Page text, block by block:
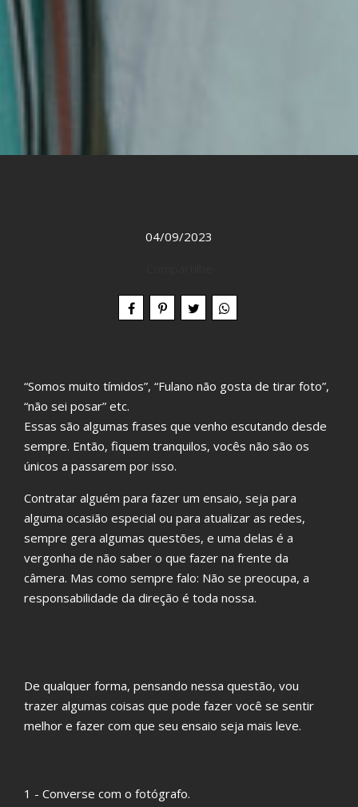
04/09/2023
“Somos muito tímidos”, “Fulano não gosta de tirar foto”,
“não sei posar” etc.
Essas são algumas frases que venho escutando desde
sempre. Então, fiquem tranquilos, vocês não são os
únicos a passarem por isso.
Contratar alguém para fazer um ensaio, seja para
alguma ocasião especial ou para atualizar as redes,
sempre gera algumas questões, e uma delas é a
vergonha de não saber o que fazer na frente da
câmera. Mas como sempre falo: Não se preocupa, a
responsabilidade da direção é toda nossa.
De qualquer forma, pensando nessa questão, vou
trazer algumas coisas que pode fazer você se sentir
melhor e fazer com que seu ensaio seja mais leve.
1 - Converse com o fotógrafo.